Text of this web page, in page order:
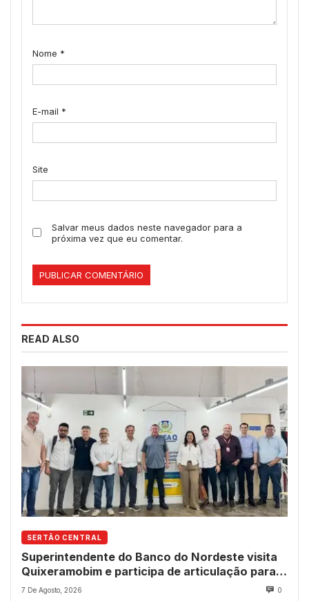
Nome *
E-mail *
Site
Salvar meus dados neste navegador para a
próxima vez que eu comentar.
READ ALSO
SERTÃO CENTRAL
Superintendente do Banco do Nordeste visita
Quixeramobim e participa de articulação para
avanço do futuro shopping
7 De Agosto, 2026 0